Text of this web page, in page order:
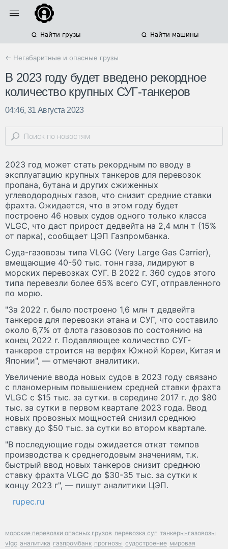
Найти грузы Найти машины
← Негабаритные и опасные грузы
В 2023 году будет введено рекордное
количество крупных СУГ-танкеров
04:46, 31 Августа 2023
2023 год может стать рекордным по вводу в
эксплуатацию крупных танкеров для перевозок
пропана, бутана и других сжиженных
углеводородных газов, что снизит средние ставки
фрахта. Ожидается, что в этом году будет
построено 46 новых судов одного только класса
VLGC, что даст прирост дедвейта на 2,4 млн т (15%
от парка), сообщает ЦЭП Газпромбанка.
Суда-газовозы типа VLGC (Very Large Gas Carrier),
вмещающие 40-50 тыс. тонн газа, лидируют в
морских перевозках СУГ. В 2022 г. 360 судов этого
типа перевезли более 65% всего СУГ, отправленного
по морю.
"За 2022 г. было построено 1,6 млн т дедвейта
танкеров для перевозки этана и СУГ, что составило
около 6,7% от флота газовозов по состоянию на
конец 2022 г. Подавляющее количество СУГ-
танкеров строится на верфях Южной Кореи, Китая и
Японии", — отмечают аналитики.
Увеличение ввода новых судов в 2023 году связано
с планомерным повышением средней ставки фрахта
VLGC с $15 тыс. за сутки. в середине 2017 г. до $80
тыс. за сутки в первом квартале 2023 года. Ввод
новых провозных мощностей снизил среднюю
ставку до $50 тыс. за сутки во втором квартале.
"В последующие годы ожидается откат темпов
производства к среднегодовым значениям, т.к.
быстрый ввод новых танкеров снизит среднюю
ставку фрахта VLGC до $30-35 тыс. за сутки к
концу 2023 г", — пишут аналитики ЦЭП.
rupec.ru
морские перевозки опасных грузов перевозка суг танкеры-газовозы
vlgc аналитика газпромбанк прогнозы судостроение мировая